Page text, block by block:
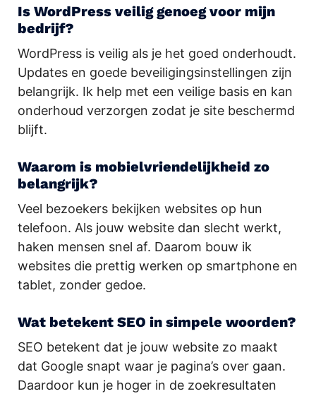
Is WordPress veilig genoeg voor mijn
bedrijf?
WordPress is veilig als je het goed onderhoudt.
Updates en goede beveiligingsinstellingen zijn
belangrijk. Ik help met een veilige basis en kan
onderhoud verzorgen zodat je site beschermd
blijft.
Waarom is mobielvriendelijkheid zo
belangrijk?
Veel bezoekers bekijken websites op hun
telefoon. Als jouw website dan slecht werkt,
haken mensen snel af. Daarom bouw ik
websites die prettig werken op smartphone en
tablet, zonder gedoe.
Wat betekent SEO in simpele woorden?
SEO betekent dat je jouw website zo maakt
dat Google snapt waar je pagina’s over gaan.
Daardoor kun je hoger in de zoekresultaten